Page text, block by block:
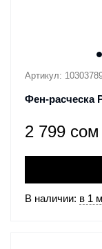
Артикул:
Фен-расческа
2 799 сом
В наличии: в 1